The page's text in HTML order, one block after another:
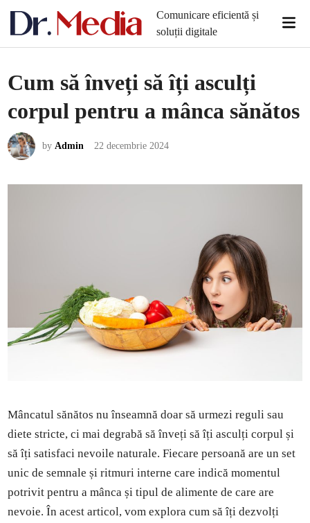
Comunicare eficientă și
soluții digitale
Cum să înveți să îți asculți
corpul pentru a mânca sănătos
byAdmin 22 decembrie 2024
Mâncatul sănătos nu înseamnă doar să urmezi reguli sau
diete stricte, ci mai degrabă să înveți să îți asculți corpul și
să îți satisfaci nevoile naturale. Fiecare persoană are un set
unic de semnale și ritmuri interne care indică momentul
potrivit pentru a mânca și tipul de alimente de care are
nevoie. În acest articol, vom explora cum să îți dezvolți